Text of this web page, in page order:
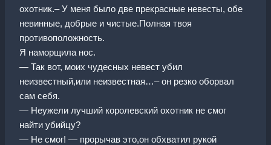
охотник.– У меня было две прекрасные невесты, обе
невинные, добрые и чистые.Полная твоя
противоположность.
Я наморщила нос.
— Так вот, моих чудесных невест убил
неизвестный,или неизвестная…– он резко оборвал
сам себя.
— Неужели лучший королевский охотник не смог
найти убийцу?
— Не смог! — прорычав это,он обхватил рукой